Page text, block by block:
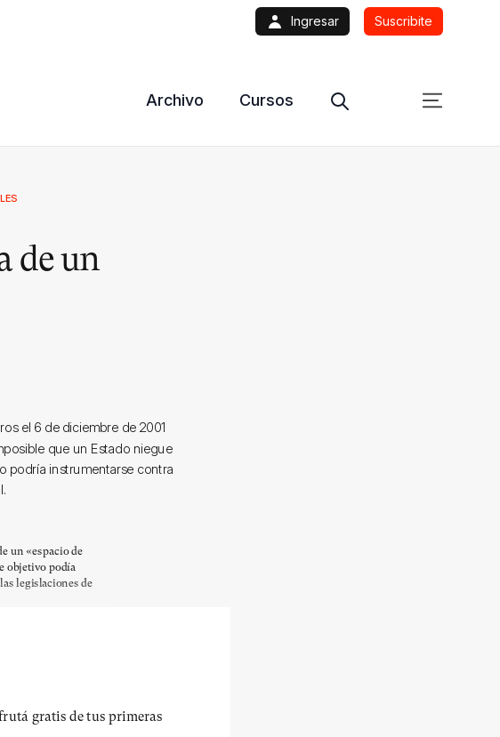
Ingresar Suscribite
Archivo Cursos
de un
el 6 de diciembre de 2001
que un Estado niegue
podría instrumentarse contra
un «espacio de
objetivo podía
legislaciones de
gratis de tus primeras